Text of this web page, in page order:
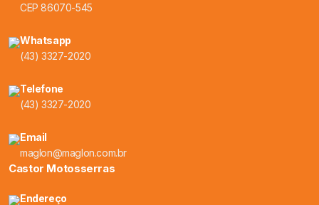
CEP 86070-545
Whatsapp
(43) 3327-2020
Telefone
(43) 3327-2020
Email
maglon@maglon.com.br
Castor Motosserras
Endereço